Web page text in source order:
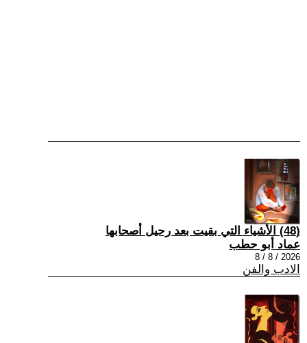
(48) الأشياء التي بقيت بعد رحيل أصحابها
عماد أبو حطب
2026 / 8 / 8
الادب والفن